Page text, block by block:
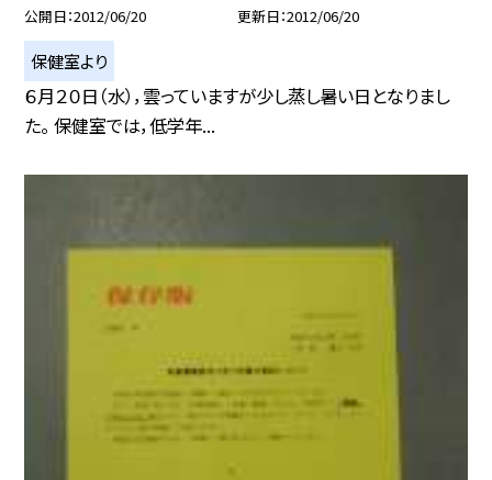
公開日 2012/06/20 更新日 2012/06/20
保健室より
６月２０日（水），雲っていますが少し蒸し暑い日となりまし
た。 保健室では，低学年...